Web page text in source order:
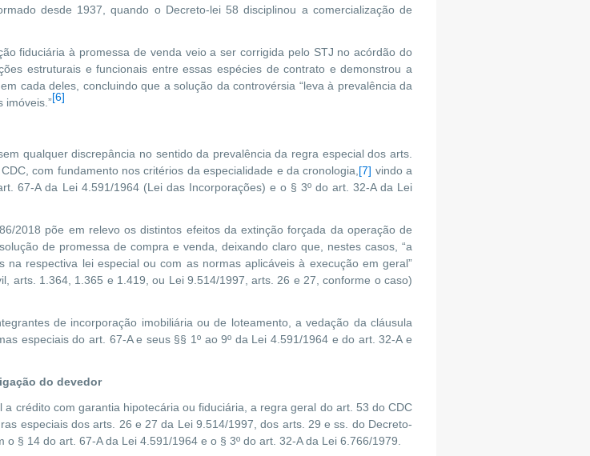
desde 1937, quando o Decreto-lei 58 disciplinou a comercialização de
fiduciária à promessa de venda veio a ser corrigida pelo STJ no acórdão do
estruturais e funcionais entre essas espécies de contrato e demonstrou a
cada deles, concluindo que a solução da controvérsia “leva à prevalência da
imóveis.”[6]
qualquer discrepância no sentido da prevalência da regra especial dos arts.
com fundamento nos critérios da especialidade e da cronologia, [7] vindo a
67-A da Lei 4.591/1964 (Lei das Incorporações) e o § 3º do art. 32-A da Lei
2018 põe em relevo os distintos efeitos da extinção forçada da operação de
de promessa de compra e venda, deixando claro que, nestes casos, “a
respectiva lei especial ou com as normas aplicáveis à execução em geral”
arts. 1.364, 1.365 e 1.419, ou Lei 9.514/1997, arts. 26 e 27, conforme o caso)
de incorporação imobiliária ou de loteamento, a vedação da cláusula
especiais do art. 67-A e seus §§ 1º ao 9º da Lei 4.591/1964 e do art. 32-A e
do devedor
crédito com garantia hipotecária ou fiduciária, a regra geral do art. 53 do CDC
especiais dos arts. 26 e 27 da Lei 9.514/1997, dos arts. 29 e ss. do Decreto-
§ 14 do art. 67-A da Lei 4.591/1964 e o § 3º do art. 32-A da Lei 6.766/1979.